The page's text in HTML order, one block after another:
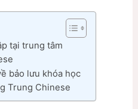
tại trung tâm
bảo lưu khóa học
Trung Chinese